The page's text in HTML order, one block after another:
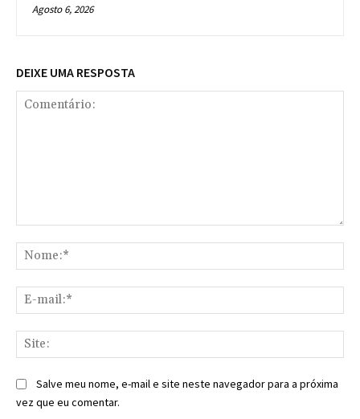
Agosto 6, 2026
DEIXE UMA RESPOSTA
Salve meu nome, e-mail e site neste navegador para a próxima
vez que eu comentar.